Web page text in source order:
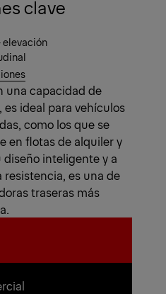
clave
elevación
una capacidad de
ideal para vehículos
como los que se
en flotas de alquiler y
diseño inteligente y a
es una de
traseras más